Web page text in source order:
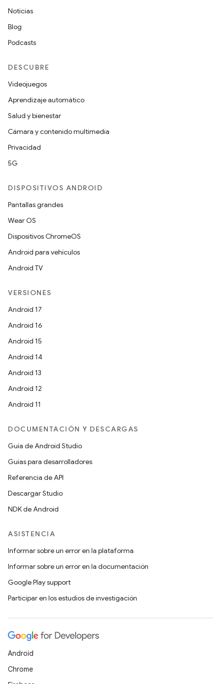
Noticias
Blog
Podcasts
DESCUBRE
Videojuegos
Aprendizaje automático
Salud y bienestar
Cámara y contenido multimedia
Privacidad
5G
DISPOSITIVOS ANDROID
Pantallas grandes
Wear OS
Dispositivos ChromeOS
Android para vehículos
Android TV
VERSIONES
Android 17
Android 16
Android 15
Android 14
Android 13
Android 12
Android 11
DOCUMENTACIÓN Y DESCARGAS
Guía de Android Studio
Guías para desarrolladores
Referencia de API
Descargar Studio
NDK de Android
ASISTENCIA
Informar sobre un error en la plataforma
Informar sobre un error en la documentación
Google Play support
Participar en los estudios de investigación
Android
Chrome